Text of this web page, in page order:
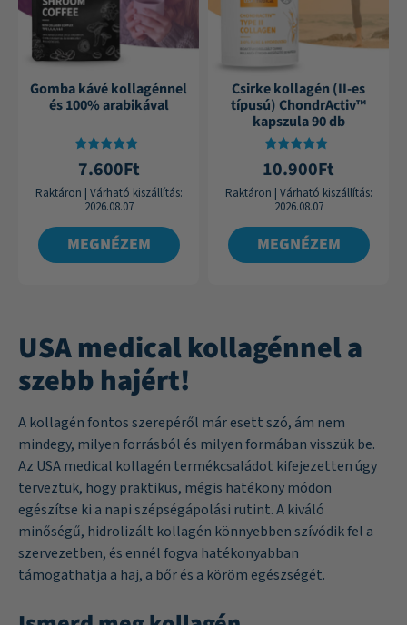
Gomba kávé kollagénnel
és 100% arabikával
Értékelés:
4.89
/ 5
7.600Ft
Raktáron | Várható kiszállítás:
2026.08.07
MEGNÉZEM
Csirke kollagén (II-es
típusú) ChondrActiv™
kapszula 90 db
Értékelés:
4.83
/ 5
10.900Ft
Raktáron | Várható kiszállítás:
2026.08.07
MEGNÉZEM
USA medical kollagénnel a
szebb hajért!
A kollagén fontos szerepéről már esett szó, ám nem
mindegy, milyen forrásból és milyen formában visszük be.
Az USA medical kollagén termékcsaládot kifejezetten úgy
terveztük, hogy praktikus, mégis hatékony módon
egészítse ki a napi szépségápolási rutint. A kiváló
minőségű, hidrolizált kollagén könnyebben szívódik fel a
szervezetben, és ennél fogva hatékonyabban
támogathatja a haj, a bőr és a köröm egészségét.